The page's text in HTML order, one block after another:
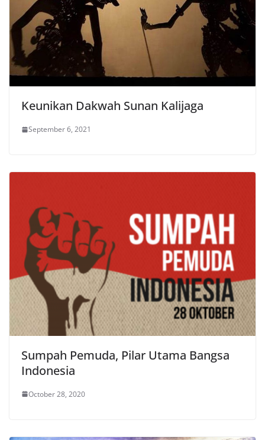
Keunikan Dakwah Sunan Kalijaga
September 6, 2021
Sumpah Pemuda, Pilar Utama Bangsa
Indonesia
October 28, 2020